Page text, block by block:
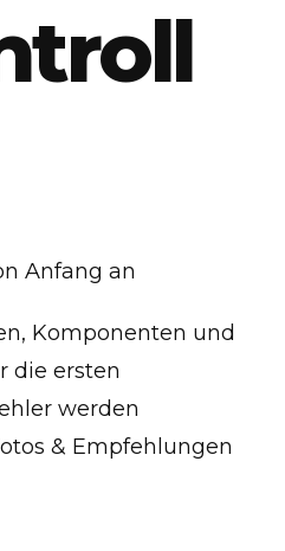
Anfang an
Komponenten und
die ersten
werden
& Empfehlungen